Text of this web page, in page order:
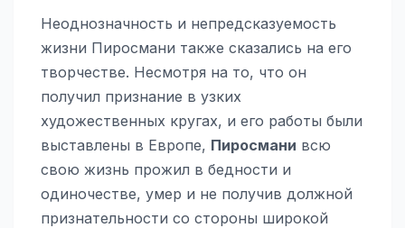
Неоднозначность и непредсказуемость
жизни Пиросмани также сказались на его
творчестве. Несмотря на то, что он
получил признание в узких
художественных кругах, и его работы были
выставлены в Европе, Пиросмани всю
свою жизнь прожил в бедности и
одиночестве, умер и не получив должной
признательности со стороны широкой